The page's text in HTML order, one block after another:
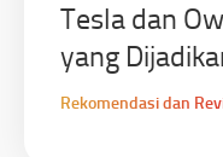
Tesla dan
yang
Rekomendasi dan